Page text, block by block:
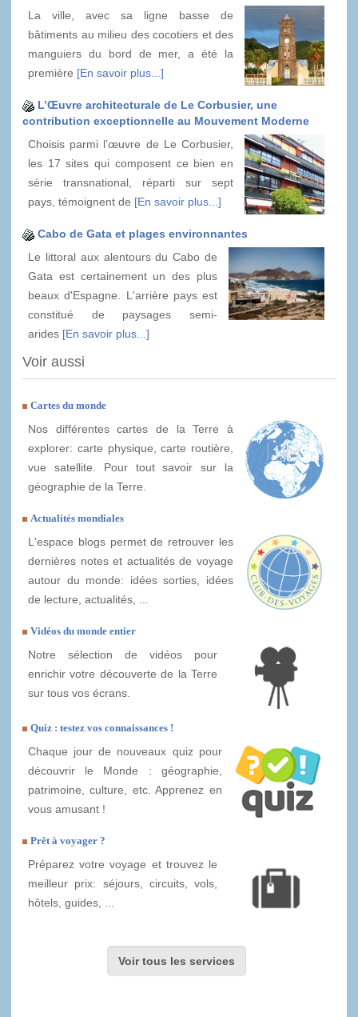
La ville, avec sa ligne basse de
bâtiments au milieu des cocotiers et des
manguiers du bord de mer, a été la
première [En savoir plus...]
L’Œuvre architecturale de Le Corbusier, une
contribution exceptionnelle au Mouvement Moderne
Choisis parmi l’œuvre de Le Corbusier,
les 17 sites qui composent ce bien en
série transnational, réparti sur sept
pays, témoignent de [En savoir plus...]
Cabo de Gata et plages environnantes
Le littoral aux alentours du Cabo de
Gata est certainement un des plus
beaux d'Espagne. L'arrière pays est
constitué de paysages semi-
arides [En savoir plus...]
Voir aussi
Cartes du monde
Nos différentes cartes de la Terre à
explorer: carte physique, carte routière,
vue satellite. Pour tout savoir sur la
géographie de la Terre.
Actualités mondiales
L'espace blogs permet de retrouver les
dernières notes et actualités de voyage
autour du monde: idées sorties, idées
de lecture, actualités, ...
Vidéos du monde entier
Notre sélection de vidéos pour
enrichir votre découverte de la Terre
sur tous vos écrans.
Quiz : testez vos connaissances !
Chaque jour de nouveaux quiz pour
découvrir le Monde : géographie,
patrimoine, culture, etc. Apprenez en
vous amusant !
Prêt à voyager ?
Préparez votre voyage et trouvez le
meilleur prix: séjours, circuits, vols,
hôtels, guides, ...
Voir tous les services